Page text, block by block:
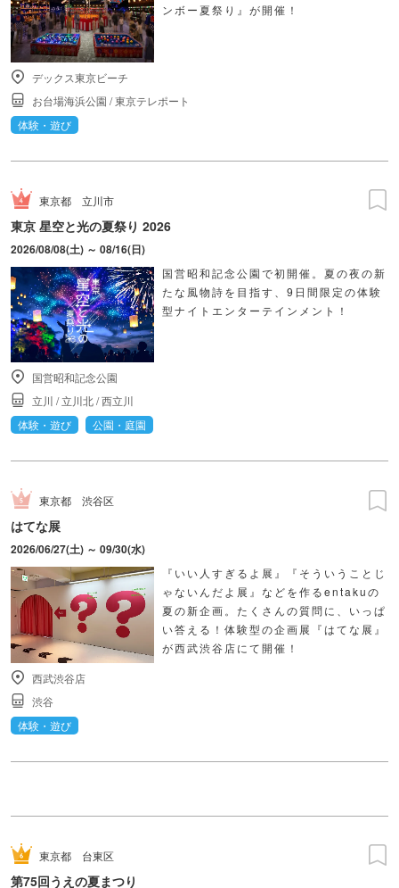
ンボー夏祭り』が開催！
デックス東京ビーチ
お台場海浜公園 /東京テレポート
体験・遊び
東京都 立川市
東京 星空と光の夏祭り 2026
2026/08/08(土) ～ 08/16(日)
国営昭和記念公園で初開催。夏の夜の新
たな風物詩を目指す、9日間限定の体験
型ナイトエンターテインメント！
国営昭和記念公園
立川 /立川北/西立川
体験・遊び
公園・庭園
東京都 渋谷区
はてな展
2026/06/27(土) ～ 09/30(水)
『いい人すぎるよ展』『そういうことじ
ゃないんだよ展』などを作るentakuの
夏の新企画。たくさんの質問に、いっぱ
い答える！体験型の企画展『はてな展』
が西武渋谷店にて開催！
西武渋谷店
渋谷
体験・遊び
東京都 台東区
第75回うえの夏まつり